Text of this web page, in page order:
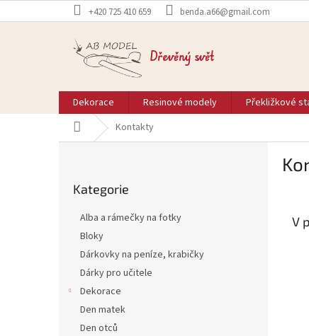
na
+420 725 410 659 benda.a66@gmail.com
Dřevěný svět
Dekorace Resinové modely Překližkové
Domů Kontakty
kategorie
Kategorie
Alba a rámečky na fotky
Bloky
Dárkovky na peníze, krabičky
Dárky pro učitele
Dekorace
Den matek
Den otců
V